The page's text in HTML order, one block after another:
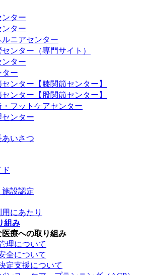
ター
ンター
ルニアセンター
ンター（専門サイト）
ター
ター
センター【膝関節センター】
センター【股関節センター】
フットケアセンター
ンター
いさつ
設認定
にあたり
組み
療への取り組み
理について
全について
定支援について